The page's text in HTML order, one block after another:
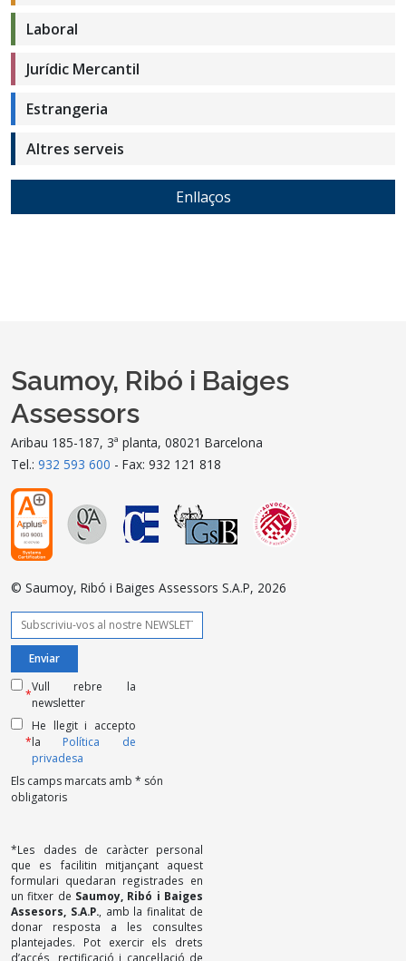
Laboral
Jurídic Mercantil
Estrangeria
Altres serveis
Enllaços
Saumoy, Ribó i Baiges
Assessors
Aribau 185-187, 3ª planta, 08021 Barcelona
Tel.: 932 593 600 - Fax: 932 121 818
© Saumoy, Ribó i Baiges Assessors S.A.P, 2026
Els camps marcats amb * són
obligatoris
*
Vull rebre la
newsletter
*
He llegit i accepto
la Política de
privadesa
*Les dades de caràcter personal
que es facilitin mitjançant aquest
formulari quedaran registrades en
un fitxer de Saumoy, Ribó i Baiges
Assesors, S.A.P., amb la finalitat de
donar resposta a les consultes
plantejades. Pot exercir els drets
d’accés, rectificació i cancel·lació de